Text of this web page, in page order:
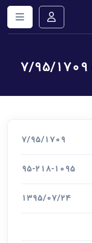
7/95/1709
95-218-1095
1395/07/24